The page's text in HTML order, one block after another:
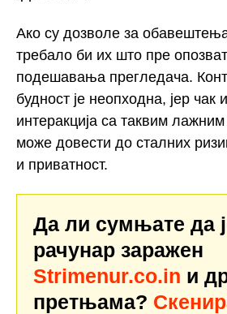
Ако су дозволе за
требало би их што пре
подешавања прегледача.
будност је неопходна, јер чак
интеракција са таквим
може довести до сталних
и приватност.
Да ли сумњате да
рачунар заражен
Strimenur.co.in и
претњама?